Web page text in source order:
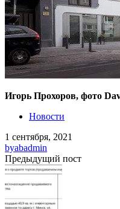
Игорь Прохоров, фото
Новости
1 сентября, 2021
byabadmin
Предыдущий пост